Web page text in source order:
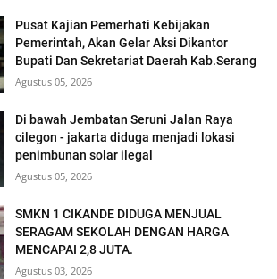
Pusat Kajian Pemerhati Kebijakan
Pemerintah, Akan Gelar Aksi Dikantor
Bupati Dan Sekretariat Daerah Kab.Serang
Agustus 05, 2026
Di bawah Jembatan Seruni Jalan Raya
cilegon - jakarta diduga menjadi lokasi
penimbunan solar ilegal
Agustus 05, 2026
SMKN 1 CIKANDE DIDUGA MENJUAL
SERAGAM SEKOLAH DENGAN HARGA
MENCAPAI 2,8 JUTA.
Agustus 03, 2026